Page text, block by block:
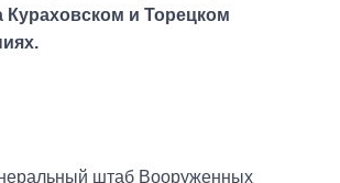
Кураховском и Торецком
штаб Вооруженных